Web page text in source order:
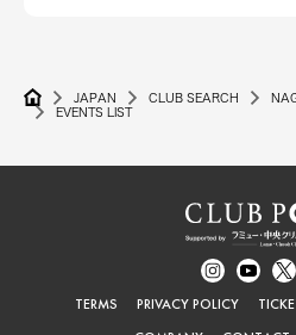
JAPAN CLUB SEARCH
EVENTS LIST
TERMS PRIVACY POLICY